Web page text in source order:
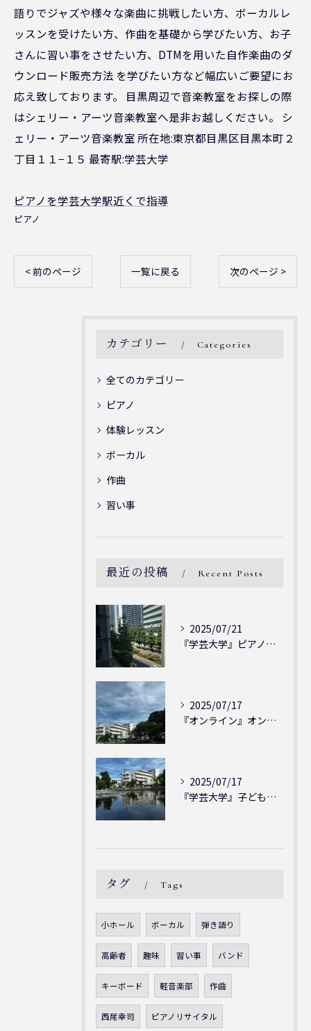
語りでジャズや様々な楽曲に挑戦したい方、ボーカルレ
ッスンを受けたい方、作曲を基礎から学びたい方、お子
さんに習い事をさせたい方、DTMを用いた自作楽曲のダ
ウンロード販売方法 を学びたい方など幅広いご要望にお
応え致しております。 目黒周辺で音楽教室をお探しの際
はシェリー・アーツ音楽教室へ是非お越しください。 シ
ェリー・アーツ音楽教室 所在地:東京都目黒区目黒本町２
丁目１１−１５ 最寄駅:学芸大学
ピアノを学芸大学駅近くで指導
ピアノ
< 前のページ 一覧に戻る 次のページ >
カテゴリー Categories
全てのカテゴリー
ピアノ
体験レッスン
ボーカル
作曲
習い事
最近の投稿 Recent Posts
2025/07/21
『学芸大学』ピアノを弾ける喜び - シェリー・アーツ音楽教室...
2025/07/17
『オンライン』オンラインの会員様大募集中！シェリー・アーツ音...
2025/07/17
『学芸大学』子どもには子どもの表現が大切！シェリー・アーツ音...
タグ Tags
小ホール ボーカル 弾き語り
高齢者 趣味 習い事 バンド
キーボード 軽音楽部 作曲
西尾幸司 ピアノリサイタル